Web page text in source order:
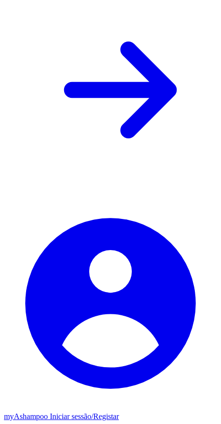
myAshampoo Iniciar sessão/Registar